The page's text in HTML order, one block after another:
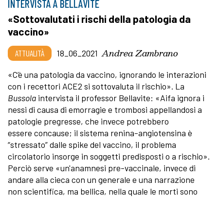
INTERVISTA A BELLAVITE
«Sottovalutati i rischi della patologia da
vaccino»
ATTUALITÀ 18_06_2021 Andrea Zambrano
«C’è una patologia da vaccino, ignorando le interazioni
con i recettori ACE2 si sottovaluta il rischio». La
Bussola intervista il professor Bellavite: «Aifa ignora i
nessi di causa di emorragie e trombosi appellandosi a
patologie pregresse, che invece potrebbero
essere concause; il sistema renina-angiotensina è
“stressato” dalle spike del vaccino, il problema
circolatorio insorge in soggetti predisposti o a rischio».
Perciò serve «un'anamnesi pre-vaccinale, invece di
andare alla cieca con un generale e una narrazione
non scientifica, ma bellica, nella quale le morti sono